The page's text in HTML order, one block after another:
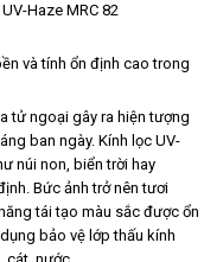
Haze MRC 82
và tính ổn định cao trong
tử ngoại gây ra hiện tượng
ban ngày. Kính lọc UV-
núi non, biển trời hay
Bức ảnh trở nên tươi
tái tạo màu sắc được ổn
bảo vệ lớp thấu kính